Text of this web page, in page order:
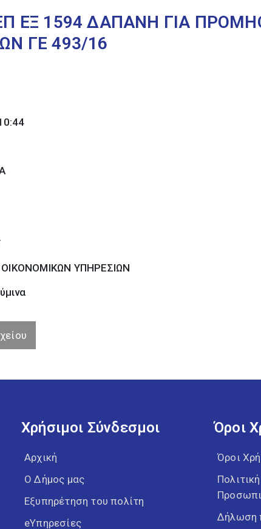
ΕΞ 1594 ΔΑΠΑΝΗ ΓΙΑ
ΓΕ 493/16
ΥΠΗΡΕΣΙΩΝ
Χρήσιμοι Σύνδεσμοι
Αρχική
Ο Δήμος μας
Εξυπηρέτηση του πολίτη
eΥπηρεσίες
Όροι
Όροι
Δήλωση